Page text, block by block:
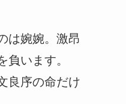
は婉婉。激昂
います。
良序の命だけ